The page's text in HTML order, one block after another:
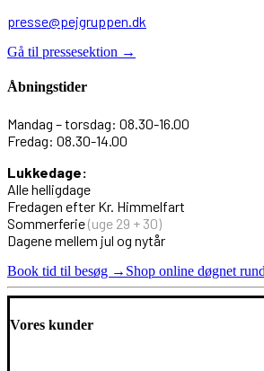
presse@pejgruppen.dk
Gå til pressesektion →
Åbningstider
Mandag – torsdag: 08.30-16.00
Fredag: 08.30-14.00
Lukkedage:
Alle helligdage
Fredagen efter Kr. Himmelfart
Sommerferie(uge 29 + 30)
Dagene mellem jul og nytår
Book tid til besøg → Shop online døgnet
Vores kunder